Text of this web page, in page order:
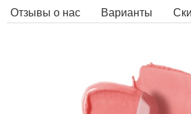
Отзывы о нас
Варианты